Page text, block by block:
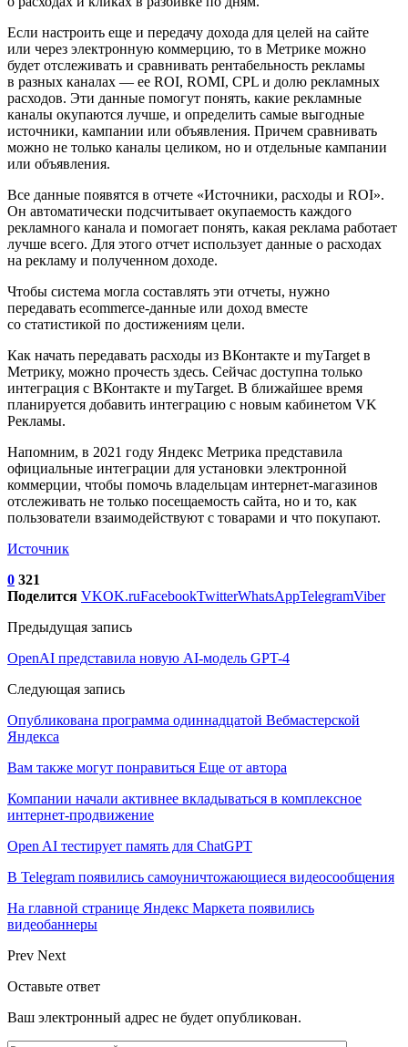
Если настроить еще и передачу дохода для целей на сайте
или через электронную коммерцию, то в Метрике можно
будет отслеживать и сравнивать рентабельность рекламы
в разных каналах — ее ROI, ROMI, CPL и долю рекламных
расходов. Эти данные помогут понять, какие рекламные
каналы окупаются лучше, и определить самые выгодные
источники, кампании или объявления. Причем сравнивать
можно не только каналы целиком, но и отдельные кампании
или объявления.
Все данные появятся в отчете «Источники, расходы и ROI».
Он автоматически подсчитывает окупаемость каждого
рекламного канала и помогает понять, какая реклама работает
лучше всего. Для этого отчет использует данные о расходах
на рекламу и полученном доходе.
Чтобы система могла составлять эти отчеты, нужно
передавать ecommerce-данные или доход вместе
со статистикой по достижениям цели.
Как начать передавать расходы из ВКонтакте и myTarget в
Метрику, можно прочесть здесь. Сейчас доступна только
интеграция с ВКонтакте и myTarget. В ближайшее время
планируется добавить интеграцию с новым кабинетом VK
Рекламы.
Напомним, в 2021 году Яндекс Метрика представила
официальные интеграции для установки электронной
коммерции, чтобы помочь владельцам интернет-магазинов
отслеживать не только посещаемость сайта, но и то, как
пользователи взаимодействуют с товарами и что покупают.
Источник
0 321
Поделится VKOK.ruFacebookTwitterWhatsAppTelegramViber
Предыдущая запись
OpenAI представила новую AI-модель GPT-4
Следующая запись
Опубликована программа одиннадцатой Вебмастерской
Яндекса
Вам также могут понравиться Еще от автора
Компании начали активнее вкладываться в комплексное
интернет-продвижение
Open AI тестирует память для ChatGPT
В Telegram появились самоуничтожающиеся видеосообщения
На главной странице Яндекс Маркета появились
видеобаннеры
Prev Next
Оставьте ответ
Ваш электронный адрес не будет опубликован.